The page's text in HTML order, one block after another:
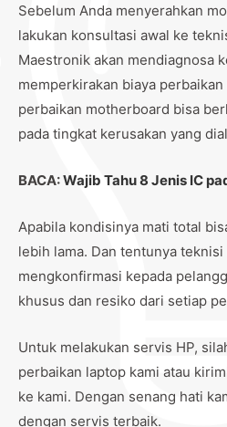
Sebelum Anda menyerahkan
lakukan konsultasi awal ke
Maestronik akan mendiagnosa
memperkirakan biaya
perbaikan motherboard bisa
pada tingkat kerusakan yang
BACA:Wajib Tahu 8 Jenis IC
Apabila kondisinya mati total
lebih lama. Dan tentunya
mengkonfirmasi kepada
khusus dan resiko dari setiap
Untuk melakukan servis HP,
perbaikan laptop kami atau
ke kami. Dengan senang hati
dengan servis terbaik.